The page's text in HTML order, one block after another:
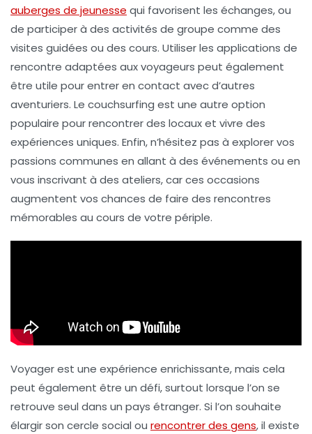
auberges de jeunesse qui favorisent les échanges, ou
de participer à des activités de groupe comme des
visites guidées ou des cours. Utiliser les applications de
rencontre adaptées aux voyageurs peut également
être utile pour entrer en contact avec d’autres
aventuriers. Le couchsurfing est une autre option
populaire pour rencontrer des locaux et vivre des
expériences uniques. Enfin, n’hésitez pas à explorer vos
passions communes en allant à des événements ou en
vous inscrivant à des ateliers, car ces occasions
augmentent vos chances de faire des rencontres
mémorables au cours de votre périple.
Voyager est une expérience enrichissante, mais cela
peut également être un défi, surtout lorsque l’on se
retrouve seul dans un pays étranger. Si l’on souhaite
élargir son cercle social ou rencontrer des gens, il existe